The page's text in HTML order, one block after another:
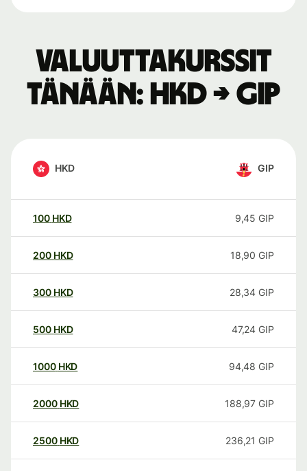
Valuuttakurssit
tänään: HKD → GIP
HKD GIP
100 HKD 9,45 GIP
200 HKD 18,90 GIP
300 HKD 28,34 GIP
500 HKD 47,24 GIP
1000 HKD 94,48 GIP
2000 HKD 188,97 GIP
2500 HKD 236,21 GIP